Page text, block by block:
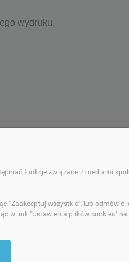
wydruku.
Twoje
Ulubione
funkcje związane z mediami
"Zaakceptuj wszystkie", lub
w link "Ustawienia plików cookies" na